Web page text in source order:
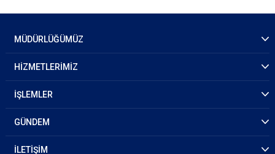
MÜDÜRLÜĞÜMÜZ
HİZMETLERİMİZ
İŞLEMLER
GÜNDEM
İLETİŞİM